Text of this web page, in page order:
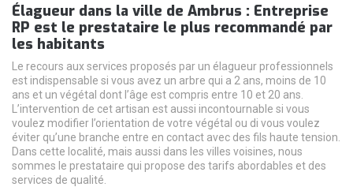
Élagueur dans la ville de Ambrus : Entreprise
RP est le prestataire le plus recommandé par
les habitants
Le recours aux services proposés par un élagueur professionnels
est indispensable si vous avez un arbre qui a 2 ans, moins de 10
ans et un végétal dont l’âge est compris entre 10 et 20 ans.
L’intervention de cet artisan est aussi incontournable si vous
voulez modifier l’orientation de votre végétal ou di vous voulez
éviter qu’une branche entre en contact avec des fils haute tension.
Dans cette localité, mais aussi dans les villes voisines, nous
sommes le prestataire qui propose des tarifs abordables et des
services de qualité.